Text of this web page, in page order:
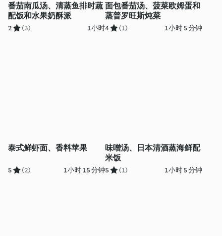
番茄南瓜汤、清蒸鱼排时蔬
配饭和水果奶酥派
2 (3) 1小时
面包番茄汤、菠菜欧姆蛋和
蒸普罗旺斯炖菜
4 (1) 1小时 5 分钟
泰式鲜虾面、香料苹果
5 (2) 1小时 15 分钟
味噌汤、日本清酒蒸海鲜配
米饭
5 (1) 1小时 5 分钟